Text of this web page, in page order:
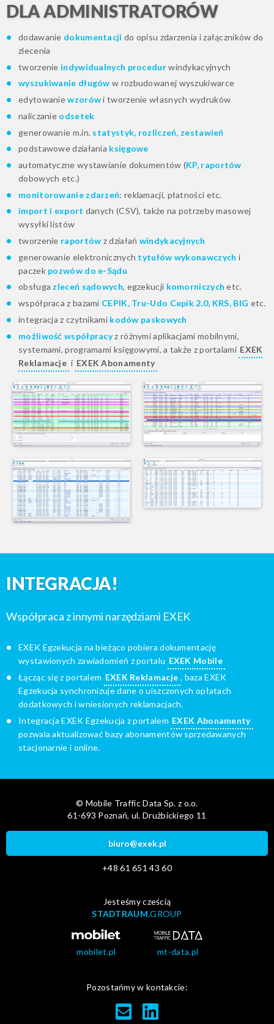
DLA ADMINISTRATORÓW
dodawanie dokumentacji do opisu zdarzenia i załączników do
zlecenia
tworzenie indywidualnych procedurwindykacyjnych
wyszukiwanie długów w rozbudowanej wyszukiwarce
edytowaniewzorówi tworzenie własnych wydruków
naliczanie odsetek
generowanie m.in. statystyk, rozliczeń, zestawień
podstawowe działania księgowe
automatyczne wystawianie dokumentów (KP, raportów
dobowych etc.)
monitorowanie zdarzeń: reklamacji, płatności etc.
import i export danych (CSV), także na potrzeby masowej
wysyłki listów
tworzenie raportów z działań windykacyjnych
generowanie elektronicznych tytułów wykonawczych i
paczek pozwów do e-Sądu
obsługazleceń sądowych, egzekucji komorniczych etc.
współpraca z bazami CEPIK, Tru-Udo Cepik 2.0, KRS, BIG etc.
integracja z czytnikami kodów paskowych
możliwość współpracyz różnymi aplikacjami mobilnymi,
systemami, programami księgowymi, a także z portalami EXEK
Reklamacje i EXEK Abonamenty
INTEGRACJA!
Współpraca z innymi narzędziami EXEK
EXEK Egzekucja na bieżąco pobiera dokumentację
wystawionych zawiadomień z portalu EXEK Mobile
Łącząc się z portalem EXEK Reklamacje , baza EXEK
Egzekucja synchronizuje dane o uiszczonych opłatach
dodatkowych i wniesionych reklamacjach.
Integracja EXEK Egzekucja z portalem EXEK Abonamenty
pozwala aktualizować bazy abonamentów sprzedawanych
stacjonarnie i online.
© Mobile Traffic Data Sp. z o.o.
61-693 Poznań, ul. Drużbickiego 11
biuro@exek.pl
+48 61 651 43 60
Jesteśmy cześcią
STADTRAUM.GROUP
mobilet.pl mt-data.pl
Pozostańmy w kontakcie: